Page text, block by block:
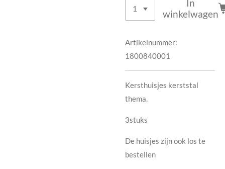
In
winkelwagen
Artikelnummer:
1800840001
Kersthuisjes kerststal
thema.
3stuks
De huisjes zijn ook los te
bestellen